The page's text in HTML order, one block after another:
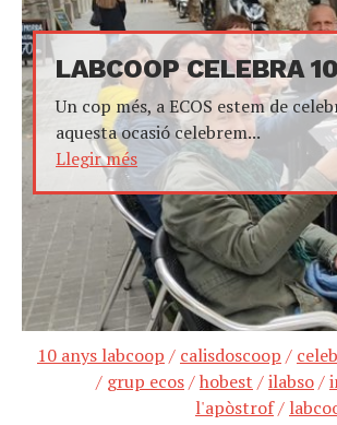
LABCOOP CELEBRA
Un cop més, a ECOS estem de
aquesta ocasió celebrem...
Llegir més
10 anys labcoop / calisdoscoop /
/ grup ecos/hobest /ilabso/
l'apòstrof/